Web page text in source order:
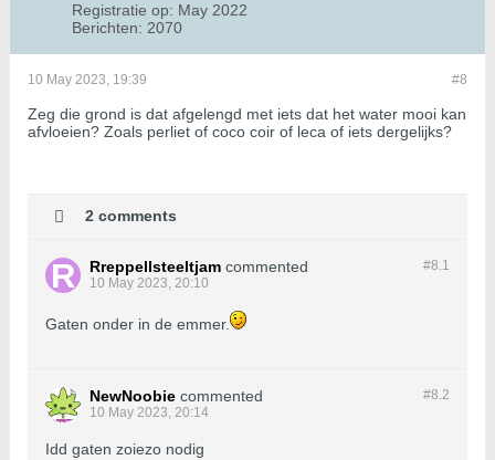
Registratie op: May 2022
Berichten: 2070
#8
10 May 2023, 19:39
Zeg die grond is dat afgelengd met iets dat het water mooi kan
afvloeien? Zoals perliet of coco coir of leca of iets dergelijks?
2 comments
#8.1
Rreppellsteeltjam commented
10 May 2023, 20:10
Gaten onder in de emmer.
#8.2
NewNoobie commented
10 May 2023, 20:14
Idd gaten zoiezo nodig